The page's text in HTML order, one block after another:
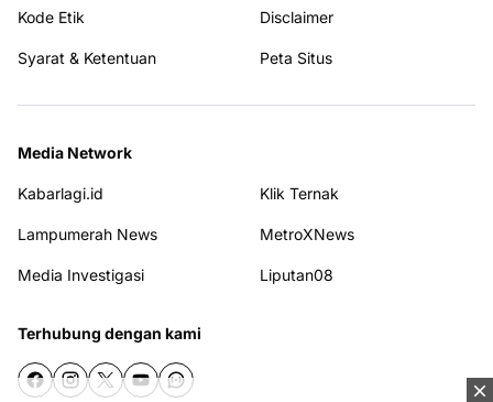
Kode Etik Disclaimer
Syarat & Ketentuan Peta Situs
Media Network
Kabarlagi.id Klik Ternak
Lampumerah News MetroXNews
Media Investigasi Liputan08
Terhubung dengan kami